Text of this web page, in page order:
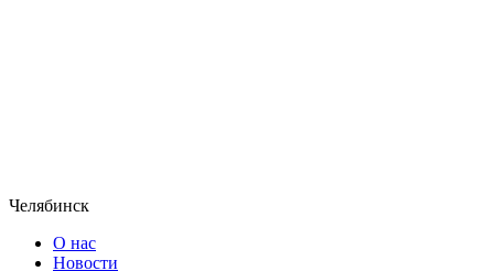
Челябинск
О нас
Новости